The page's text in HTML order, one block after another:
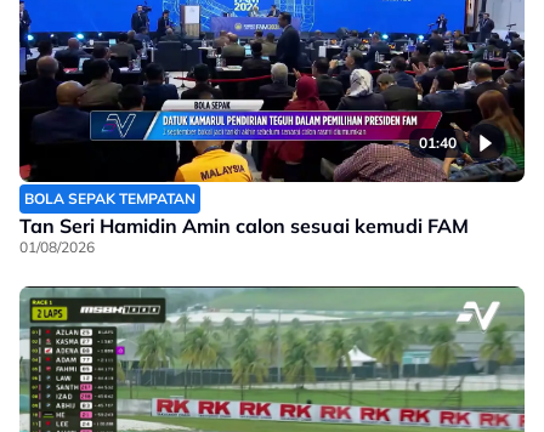
01:40
BOLA SEPAK TEMPATAN
Tan Seri Hamidin Amin calon sesuai kemudi FAM
01/08/2026